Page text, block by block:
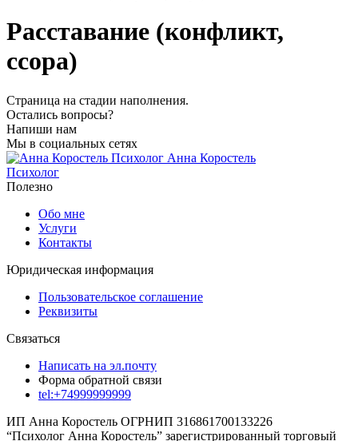
Расставание (конфликт,
ссора)
Страница на стадии наполнения.
Остались вопросы?
Напиши нам
Мы в социальных сетях
Анна Коростель
Психолог
Полезно
Обо мне
Услуги
Контакты
Юридическая информация
Пользовательское соглашение
Реквизиты
Связаться
Написать на эл.почту
Форма обратной связи
tel:+74999999999
ИП Анна Коростель ОГРНИП 316861700133226
“Психолог Анна Коростель” зарегистрированный торговый